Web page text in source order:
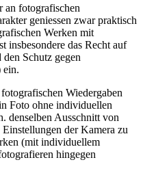
fotografischen
geniessen zwar praktisch
Werken mit
insbesondere das Recht auf
Schutz gegen
ein.
Wiedergaben
Foto ohne individuellen
denselben Ausschnitt von
der Kamera zu
(mit individuellem
hingegen